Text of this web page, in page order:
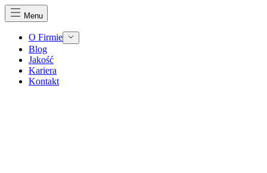
Menu
O Firmie
Blog
Jakość
Kariera
Kontakt